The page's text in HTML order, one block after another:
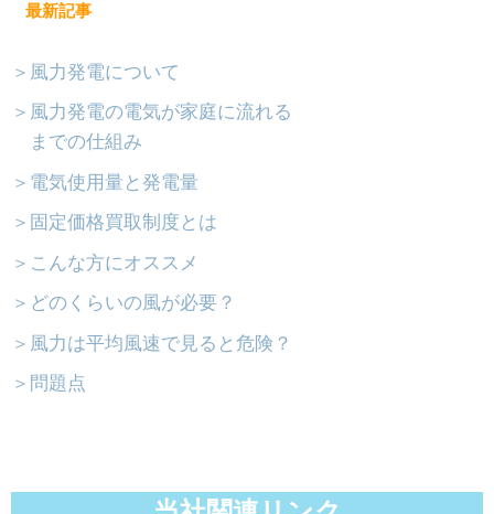
最新記事
＞風力発電について
＞風力発電の電気が家庭に流れる
までの仕組み
＞電気使用量と発電量
＞固定価格買取制度とは
＞こんな方にオススメ
＞どのくらいの風が必要？
＞風力は平均風速で見ると危険？
＞問題点